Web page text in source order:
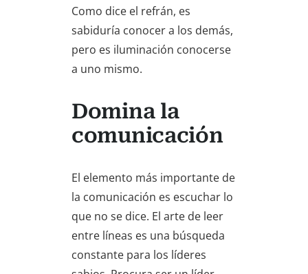
Como dice el refrán, es
sabiduría conocer a los demás,
pero es iluminación conocerse
a uno mismo.
Domina la
comunicación
El elemento más importante de
la comunicación es escuchar lo
que no se dice. El arte de leer
entre líneas es una búsqueda
constante para los líderes